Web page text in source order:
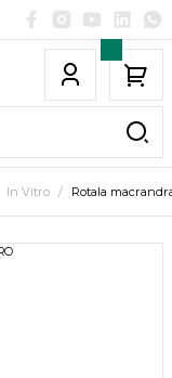
In Vitro Rotala